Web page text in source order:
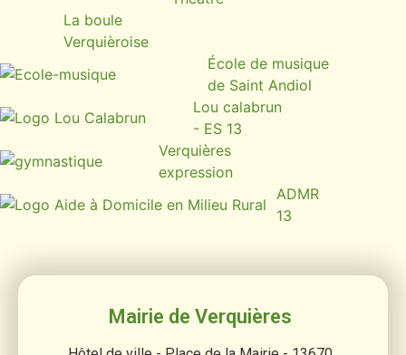
La boule
Verquièroise
École de musique
de Saint Andiol
Lou calabrun
- ES 13
Verquières
expression
ADMR
13
Mairie de Verquières